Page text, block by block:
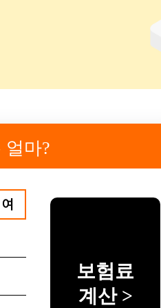
얼마?
여
보험료
계산 >
￦ ???